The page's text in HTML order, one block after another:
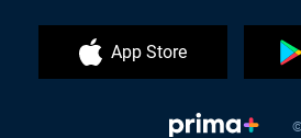
App Store